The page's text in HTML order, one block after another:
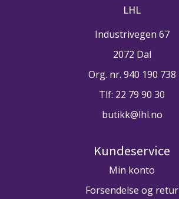
LHL
Industrivegen 67
2072 Dal
Org. nr. 940 190 738
Tlf: 22 79 90 30
butikk@lhl.no
Kundeservice
Min konto
Forsendelse og retur